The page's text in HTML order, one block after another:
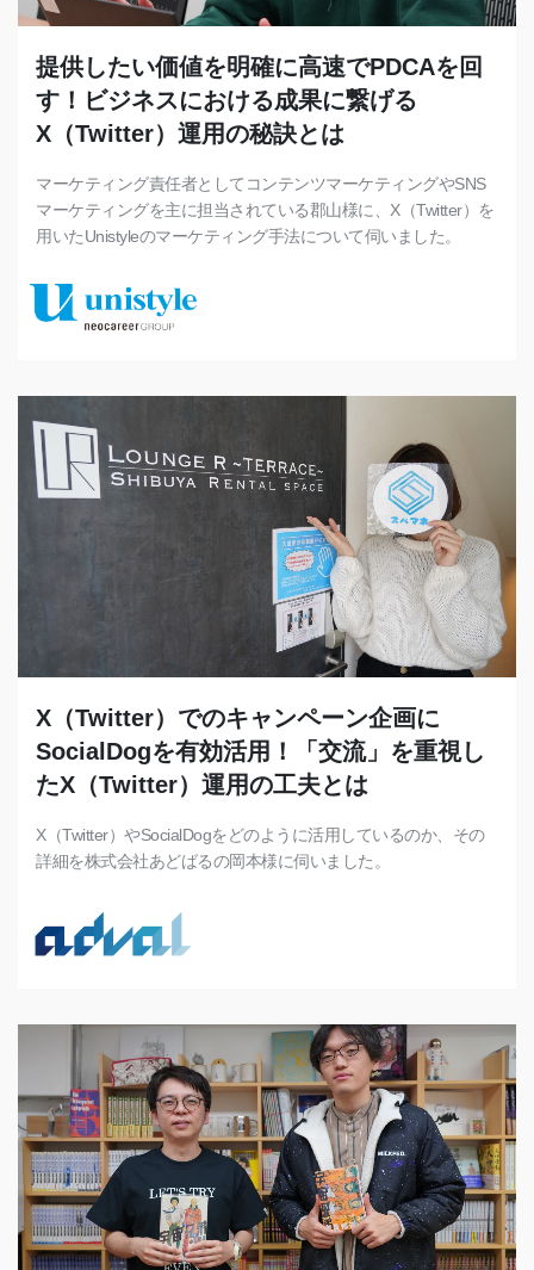
提供したい価値を明確に高速でPDCAを回
す！ビジネスにおける成果に繋げる
X（Twitter）運用の秘訣とは
マーケティング責任者としてコンテンツマーケティングやSNS
マーケティングを主に担当されている郡山様に、X（Twitter）を
用いたUnistyleのマーケティング手法について伺いました。
X（Twitter）でのキャンペーン企画に
SocialDogを有効活用！「交流」を重視し
たX（Twitter）運用の工夫とは
X（Twitter）やSocialDogをどのように活用しているのか、その
詳細を株式会社あどばるの岡本様に伺いました。